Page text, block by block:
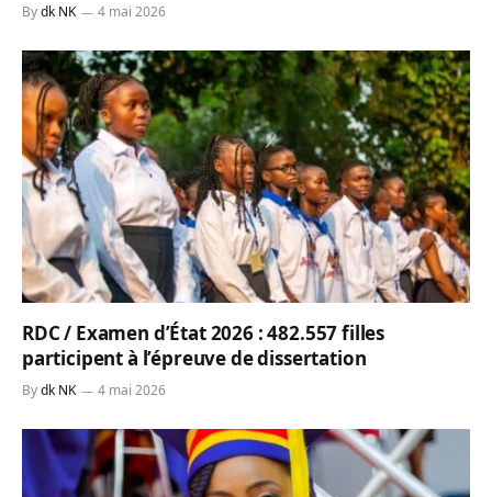
Bydk NK 4 mai 2026
RDC / Examen d’État 2026 : 482.557 filles
participent à l’épreuve de dissertation
Bydk NK 4 mai 2026